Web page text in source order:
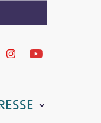
InstagramYouTube